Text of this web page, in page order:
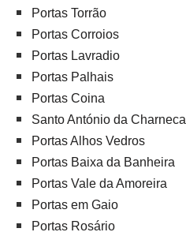
Portas Torrão
Portas Corroios
Portas Lavradio
Portas Palhais
Portas Coina
Santo António da Charneca
Portas Alhos Vedros
Portas Baixa da Banheira
Portas Vale da Amoreira
Portas em Gaio
Portas Rosário